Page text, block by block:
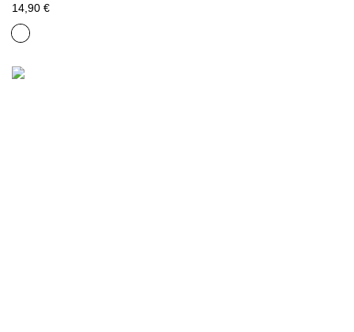
14,90 €